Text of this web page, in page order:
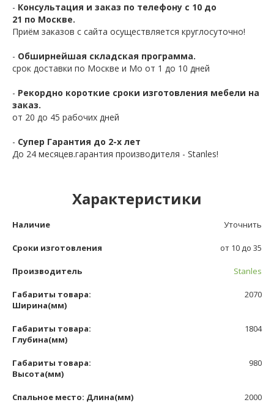
- Консультация и заказ по телефону с 10 до
21 по Москве.
Приём заказов с сайта осуществляется круглосуточно!
- Обширнейшая складская программа.
срок доставки по Москве и Мо от 1 до 10 дней
- Рекордно короткие сроки изготовления мебели на
заказ.
от 20 до 45 рабочих дней
- Супер Гарантия до 2-х лет
До 24 месяцев.гарантия производителя - Stanles!
Характеристики
Наличие Уточнить
Сроки изготовления от 10 до 35
Производитель Stanles
Габариты товара:
Ширина(мм)
2070
Габариты товара:
Глубина(мм)
1804
Габариты товара:
Высота(мм)
980
Спальное место: Длина(мм) 2000